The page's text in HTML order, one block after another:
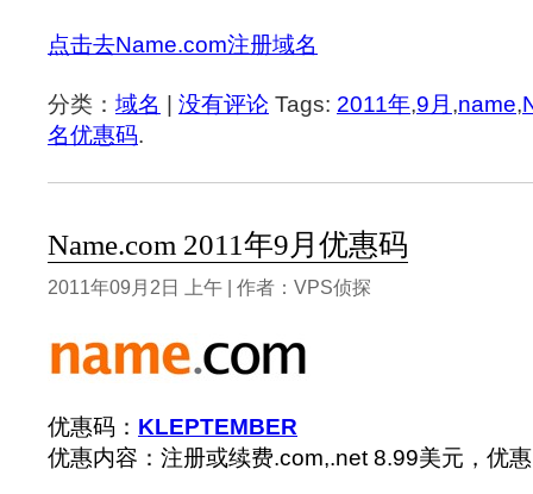
点击去Name.com注册域名
分类： 域名 | 没有评论 Tags: 2011年,9月 ,name,
名优惠码.
Name.com 2011年9月优惠码
2011年09月2日 上午 | 作者：VPS侦探
优惠码： KLEPTEMBER
优惠内容：注册或续费.com,.net 8.99美元，优